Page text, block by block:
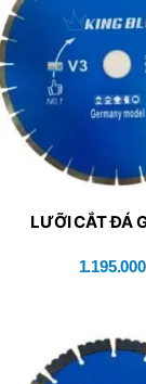
LƯỠI CẮT ĐÁ
1.195.000